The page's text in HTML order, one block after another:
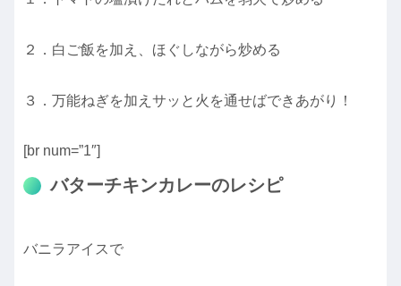
２．白ご飯を加え、ほぐしながら炒める
３．万能ねぎを加えサッと火を通せばできあがり！
[br num=”1″]
バターチキンカレーのレシピ
バニラアイスで